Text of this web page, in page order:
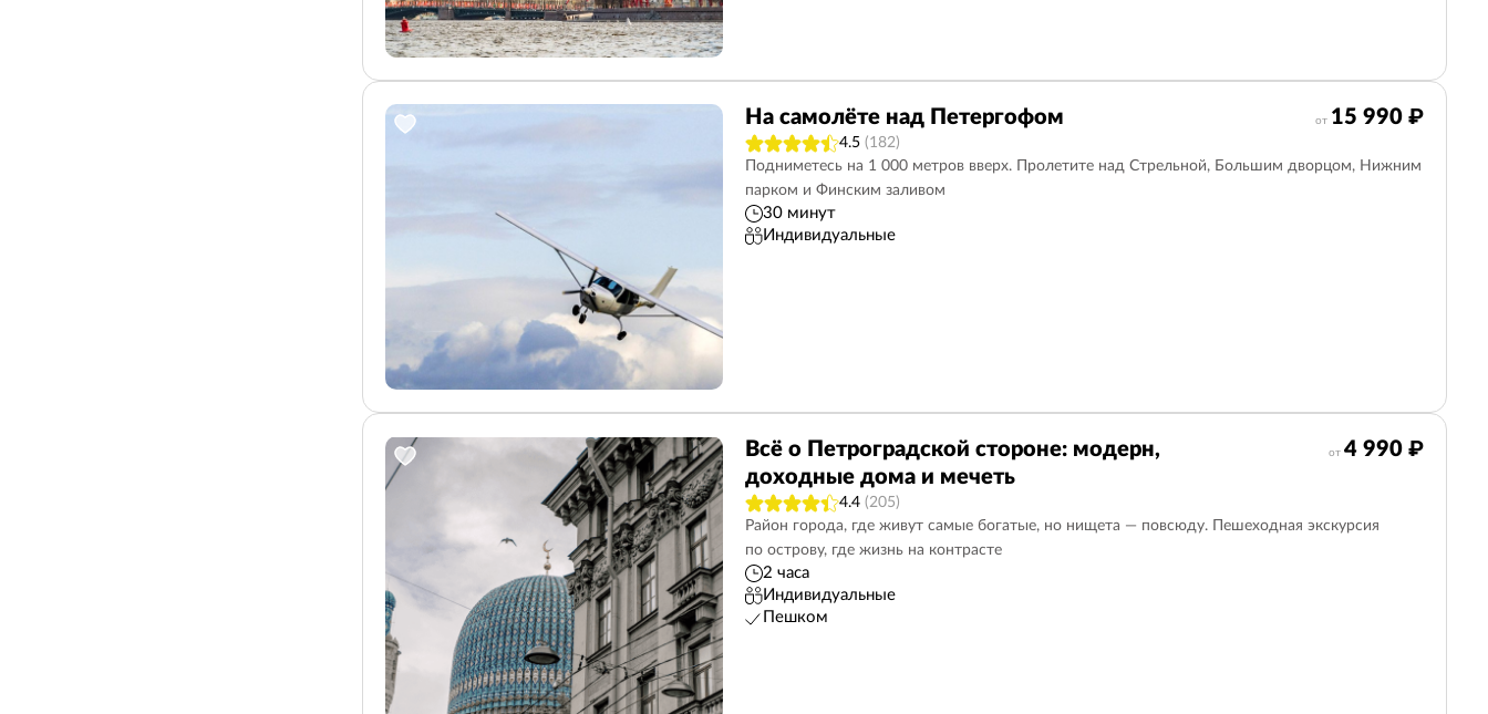
На самолёте над Петергофом от 15 990 ₽
4.5 (182)
Подниметесь на 1 000 метров вверх. Пролетите над Стрельной, Большим дворцом, Нижним
парком и Финским заливом
30 минут
Индивидуальные
Всё о Петроградской стороне: модерн,
доходные дома и мечеть
от 4 990 ₽
4.4 (205)
Район города, где живут самые богатые, но нищета — повсюду. Пешеходная экскурсия
по острову, где жизнь на контрасте
2 часа
Индивидуальные
Пешком